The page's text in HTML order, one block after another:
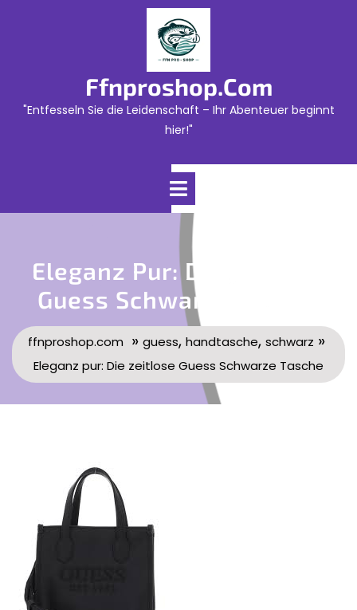
Ffnproshop.com
"Entfesseln Sie die Leidenschaft – Ihr Abenteuer beginnt
hier!"
Open
Eleganz Pur: Die Zeitlose
Guess Schwarze Tasche
ffnproshop.com » guess, handtasche, schwarz »
Eleganz pur: Die zeitlose Guess Schwarze Tasche